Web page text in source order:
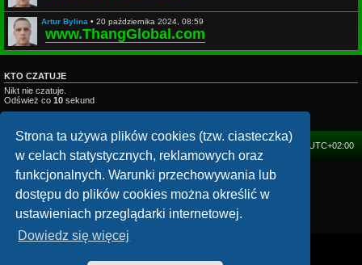
Strona ta używa plików cookies (tzw. ciasteczka)
w celach statystycznych, reklamowych oraz
funkcjonalnych. Warunki przechowywania lub
dostępu do plików cookies można określić w
ustawieniach przeglądarki internetowej.
Dowiedz się więcej
Artur Bylina • 20 października 2024, 08:59
www.ThangGlobal.com
KTO CZATUJE
Nikt nie czatuje.
Odśwież co 10 sekund
Strefa czasowa UTC+02:00
Technologię dostarcza phpBB® Forum Software © phpBB Limited
Polski pakiet językowy dostarcza
phpBB.pl
Zasady ochrony danych osobowych|Regulamin